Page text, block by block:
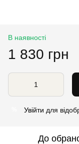
В наявності
1 830 грн
Увійти для
До